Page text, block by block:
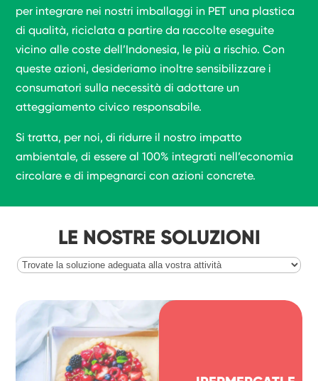
per integrare nei nostri imballaggi in PET una plastica
di qualità, riciclata a partire da raccolte eseguite
vicino alle coste dell’Indonesia, le più a rischio. Con
queste azioni, desideriamo inoltre sensibilizzare i
consumatori sulla necessità di adottare un
atteggiamento civico responsabile.
Si tratta, per noi, di ridurre il nostro impatto
ambientale, di essere al 100% integrati nell’economia
circolare e di impegnarci con azioni concrete.
LE NOSTRE SOLUZIONI